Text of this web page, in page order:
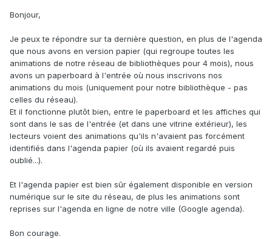
Bonjour,
Je peux te répondre sur ta dernière question, en plus de l'agenda
que nous avons en version papier (qui regroupe toutes les
animations de notre réseau de bibliothèques pour 4 mois), nous
avons un paperboard à l'entrée où nous inscrivons nos
animations du mois (uniquement pour notre bibliothèque - pas
celles du réseau).
Et il fonctionne plutôt bien, entre le paperboard et les affiches qui
sont dans le sas de l'entrée (et dans une vitrine extérieur), les
lecteurs voient des animations qu'ils n'avaient pas forcément
identifiés dans l'agenda papier (où ils avaient regardé puis
oublié...).
Et l'agenda papier est bien sûr également disponible en version
numérique sur le site du réseau, de plus les animations sont
reprises sur l'agenda en ligne de notre ville (Google agenda).
Bon courage.